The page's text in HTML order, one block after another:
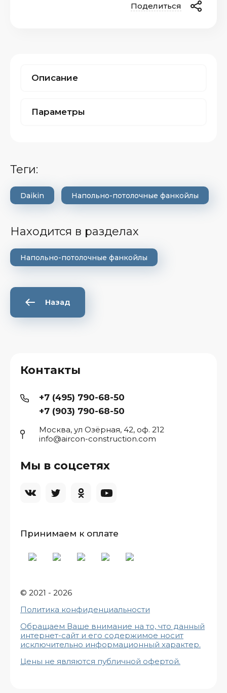
Поделиться
Описание
Параметры
теги:
Daikin Напольно-потолочные фанкойлы
Находится в разделах
Напольно-потолочные фанкойлы
Назад
© 2021 - 2026
Политика конфиденциальности
Обращаем Ваше внимание на то, что данный
интернет-сайт и его содержимое носит
исключительно информационный характер.
Цены не являются публичной офертой.
Контакты
+7 (495) 790-68-50
+7 (903) 790-68-50
Москва, ул Озёрная, 42, оф. 212
info@aircon-construction.com
Мы в соцсетях
Принимаем к оплате